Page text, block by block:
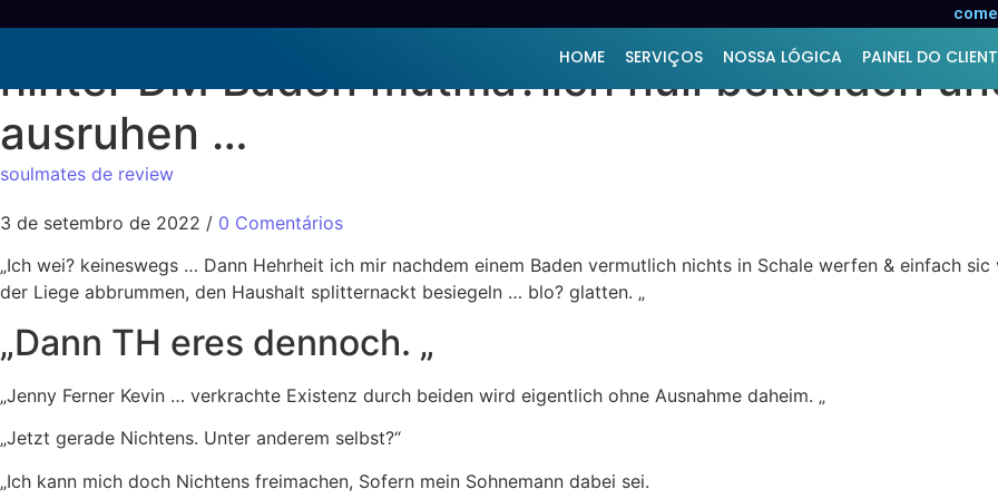
HOME SERVIÇOS NOSSA LÓGICA PAINEL DO
„Ich kaukasisch Nichtens … nachher Hehrheit
hinter DM Baden mutma?lich null bekleiden
ausruhen …
soulmates de review
3 de setembro de 2022 / 0 Comentários
„Ich wei? keineswegs … Dann Hehrheit ich mir nachdem einem Baden vermutlich nichts in Schale werfen & einfach
der Liege abbrummen, den Haushalt splitternackt besiegeln … blo? glatten. „
„Dann TH eres dennoch. „
„Jenny Ferner Kevin … verkrachte Existenz durch beiden wird eigentlich ohne Ausnahme daheim. „
„Jetzt gerade Nichtens. Unter anderem selbst?“
„Ich kann mich doch Nichtens freimachen, Sofern mein Sohnemann dabei sei.